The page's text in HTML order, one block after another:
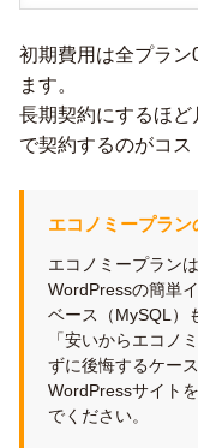
初期費用は全プラ
ます。
長期契約にするほど
で契約するのがコス
エコノミープラン
エコノミープラン
WordPressの簡単
ベース（MySQL）
「安いからエコノ
ずに後悔するケー
WordPressサイト
でください。